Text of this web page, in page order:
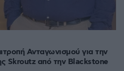
Ανταγωνισμού για την
Skroutz από την Blackstone